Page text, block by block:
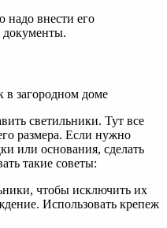
надо внести его
документы.
светильники. Тут все
размера. Если нужно
или основания, сделать
такие советы:
чтобы исключить их
Использовать крепеж